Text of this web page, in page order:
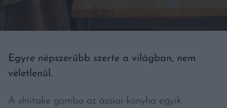
Egyre népszerűbb szerte a világban, nem
véletlenül.
A shiitake gomba az ázsiai konyha egyik